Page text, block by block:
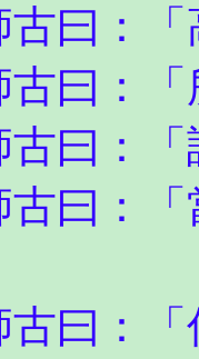
：「
：「所
：「
：「當
：「伐